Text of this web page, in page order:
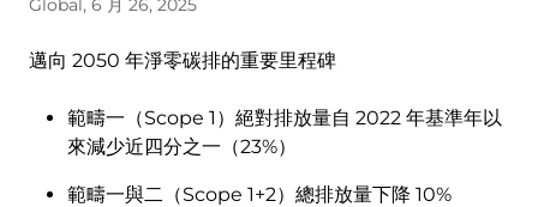
邁向 2050 年淨零碳排的重要里程碑
範疇一（Scope 1）絕對排放量自 2022 年基準年以
來減少近四分之一（23%）
範疇一與二（Scope 1+2）總排放量下降 10%